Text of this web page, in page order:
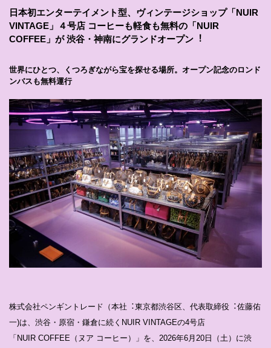
⽇本初エンターテイメント型、ヴィンテージショップ「NUIR
VINTAGE」４号店 コーヒーも軽⾷も無料の「NUIR
COFFEE」が 渋⾕・神南にグランドオープン︕
世界にひとつ、くつろぎながら宝を探せる場所。オープン記念のロンド
ンバスも無料運⾏
株式会社ペンギントレード（本社︓東京都渋⾕区、代表取締役︓佐藤佑
⼀)は、渋⾕・原宿・鎌倉に続くNUIR VINTAGEの4号店
「NUIR COFFEE（ヌア コーヒー）」を、2026年6⽉20⽇（⼟）に渋